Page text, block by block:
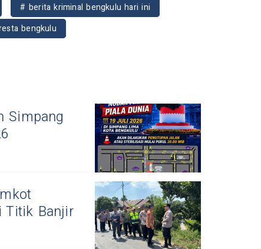
# berita kriminal bengkulu hari ini
bengkulu
Simpang
Titik Banjir